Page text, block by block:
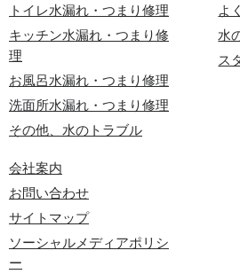
トイレ水漏れ・つまり修理
キッチン水漏れ・つまり修
理
お風呂水漏れ・つまり修理
洗面所水漏れ・つまり修理
その他、水のトラブル
よ
水
ス
会社案内
お問い合わせ
サイトマップ
ソーシャルメディアポリシ
ー